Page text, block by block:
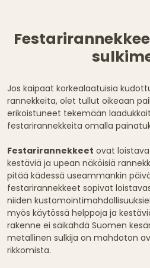
Jos kaipaat korkealaatuisia
rannekkeita, olet tullut oikeaan
erikoistuneet tekemään
festarirannekkeita omalla
Festarirannekkeet ovat
kestäviä ja upean näköisiä
pitää kädessä useammankin
festarirannekkeet sopivat
niiden
myös käytössä helppoja ja
rakenne ei säikähdä Suomen
metallinen sulkija on mahdoton
rikkomista.